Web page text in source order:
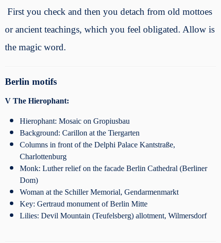
First you check and then you detach from old mottoes
or ancient teachings, which you feel obligated. Allow is
the magic word.
Berlin motifs
V The Hierophant:
Hierophant: Mosaic on Gropiusbau
Background: Carillon at the Tiergarten
Columns in front of the Delphi Palace Kantstraße,
Charlottenburg
Monk: Luther relief on the facade Berlin Cathedral (Berliner
Dom)
Woman at the Schiller Memorial, Gendarmenmarkt
Key: Gertraud monument of Berlin Mitte
Lilies: Devil Mountain (Teufelsberg) allotment, Wilmersdorf